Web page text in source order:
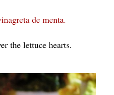
de menta.
the lettuce hearts.